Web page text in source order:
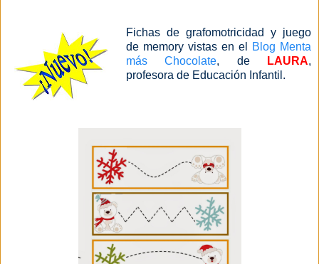
Fichas de grafomotricidad y juego
de memory vistas en el
Blog Menta
más Chocolate, de LAURA,
profesora de Educación Infantil.